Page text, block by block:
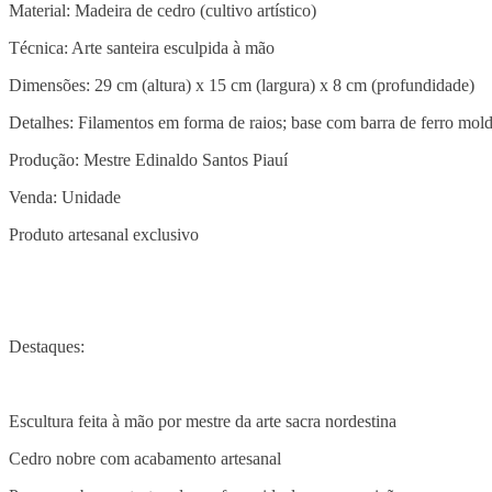
Material: Madeira de cedro (cultivo artístico)
Técnica: Arte santeira esculpida à mão
Dimensões: 29 cm (altura) x 15 cm (largura) x 8 cm (profundidade)
Detalhes: Filamentos em forma de raios; base com barra de ferro
Produção: Mestre Edinaldo Santos Piauí
Venda: Unidade
Produto artesanal exclusivo
Destaques:
Escultura feita à mão por mestre da arte sacra nordestina
Cedro nobre com acabamento artesanal